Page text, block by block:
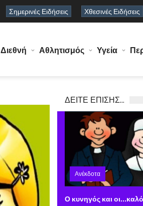
Σημερινές Ειδήσεις Χθεσινές Ειδήσεις
Διεθνή Αθλητισμός Υγεία
ΔΕΙΤΕ ΕΠΙΣΗΣ...
Ανέκδοτα
Παρασκευή 09
Ο κυνηγός και